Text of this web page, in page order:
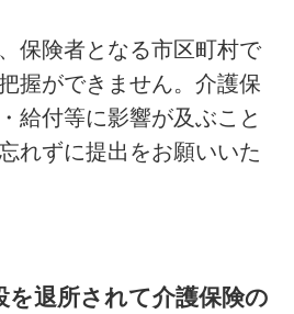
保険者となる市区町村で
握ができません。介護保
給付等に影響が及ぶこと
れずに提出をお願いいた
を退所されて介護保険の